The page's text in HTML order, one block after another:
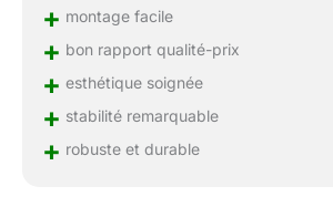
+ montage facile
+ bon rapport qualité-prix
+ esthétique soignée
+ stabilité remarquable
+ robuste et durable